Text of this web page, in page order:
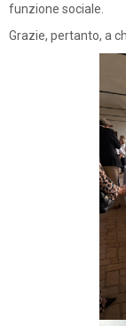
funzione sociale.
Grazie, pertanto, a